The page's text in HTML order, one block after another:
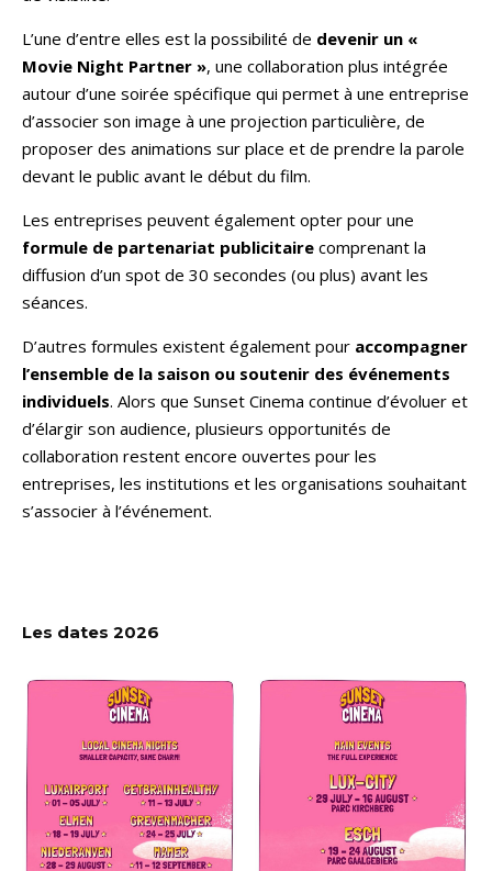
L’une d’entre elles est la possibilité de devenir un «
Movie Night Partner », une collaboration plus intégrée
autour d’une soirée spécifique qui permet à une entreprise
d’associer son image à une projection particulière, de
proposer des animations sur place et de prendre la parole
devant le public avant le début du film.
Les entreprises peuvent également opter pour une
formule de partenariat publicitaire comprenant la
diffusion d’un spot de 30 secondes (ou plus) avant les
séances.
D’autres formules existent également pour accompagner
l’ensemble de la saison ou soutenir des événements
individuels. Alors que Sunset Cinema continue d’évoluer et
d’élargir son audience, plusieurs opportunités de
collaboration restent encore ouvertes pour les
entreprises, les institutions et les organisations souhaitant
s’associer à l’événement.
Les dates 2026